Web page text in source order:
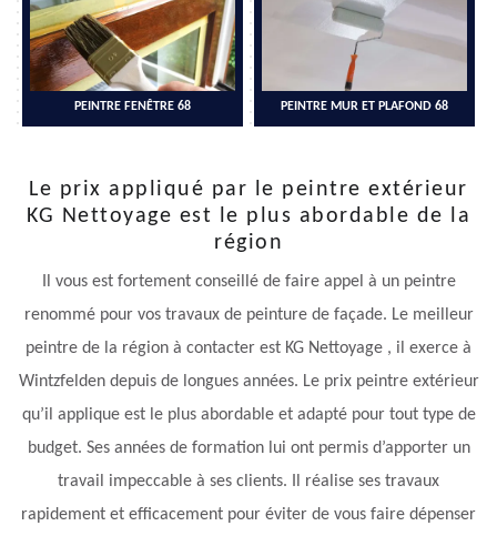
PEINTRE FENÊTRE 68 PEINTRE MUR ET PLAFOND 68
Le prix appliqué par le peintre extérieur
KG Nettoyage est le plus abordable de la
région
Il vous est fortement conseillé de faire appel à un peintre
renommé pour vos travaux de peinture de façade. Le meilleur
peintre de la région à contacter est KG Nettoyage , il exerce à
Wintzfelden depuis de longues années. Le prix peintre extérieur
qu’il applique est le plus abordable et adapté pour tout type de
budget. Ses années de formation lui ont permis d’apporter un
travail impeccable à ses clients. Il réalise ses travaux
rapidement et efficacement pour éviter de vous faire dépenser